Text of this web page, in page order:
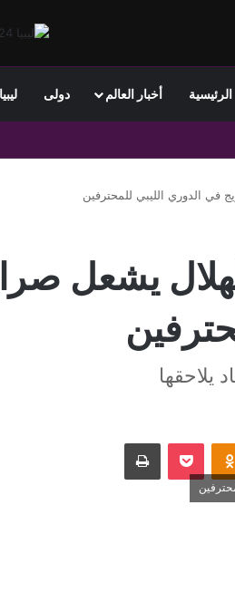
الرئيسية أخبار العالم دولى ليبيا
في الدوري الليبي للمحترفين
يشعل
Odnoklassniki
‫Pocket طباعة